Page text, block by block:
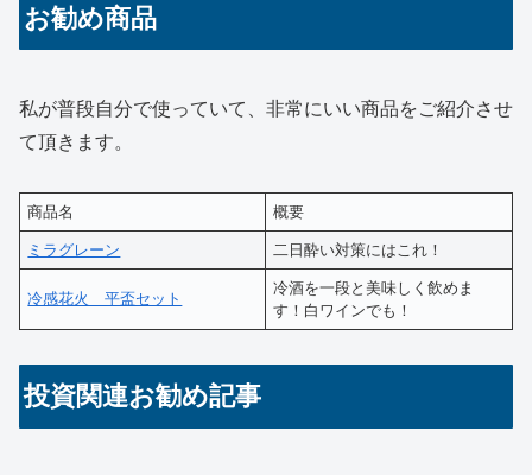
お勧め商品
私が普段自分で使っていて、非常にいい商品をご紹介させ
て頂きます。
商品名 概要
ミラグレーン 二日酔い対策にはこれ！
冷感花火 平盃セット
冷酒を一段と美味しく飲めま
す！白ワインでも！
投資関連お勧め記事